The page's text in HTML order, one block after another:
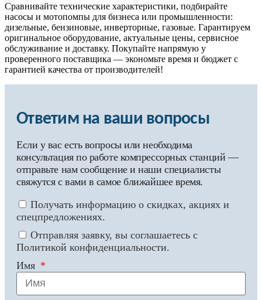
Сравнивайте технические характеристики, подбирайте
насосы и мотопомпы для бизнеса или промышленности:
дизельные, бензиновые, инверторные, газовые. Гарантируем
оригинальное оборудование, актуальные цены, сервисное
обслуживание и доставку. Покупайте напрямую у
проверенного поставщика — экономьте время и бюджет с
гарантией качества от производителей!
Ответим на ваши вопросы
Если у вас есть вопросы или необходима
консультация по работе компрессорных станций —
отправьте нам сообщение и наши специалисты
свяжутся с вами в самое ближайшее время.
Получать информацию о скидках, акциях и
спецпредложениях.
Отправляя заявку, вы соглашаетесь с
Политикой конфиденциальности.
Имя